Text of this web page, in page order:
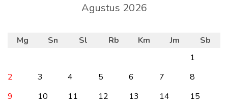
Agustus 2026
Mg Sn Sl Rb Km Jm
Sb
1
2
3 4 5 6 7
8
9
10 11 12 13 14 15